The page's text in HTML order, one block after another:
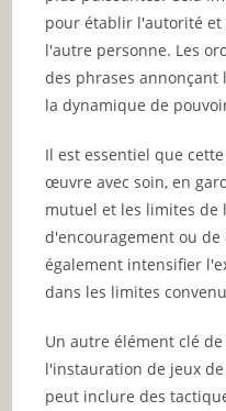
pour établir l'autorité et
l'autre personne. Les
des phrases
la dynamique de
Il est essentiel que
œuvre avec soin, en
mutuel et les limites de
d'encouragement ou
également intensifier
dans les limites
Un autre élément clé
l'instauration de jeux
peut inclure des